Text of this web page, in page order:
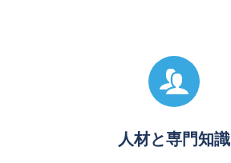
人材と専門知識